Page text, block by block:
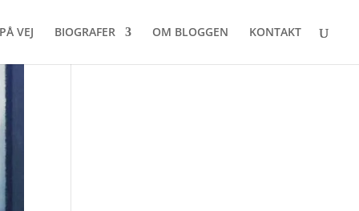
VEJ BIOGRAFER OM BLOGGEN KONTAKT